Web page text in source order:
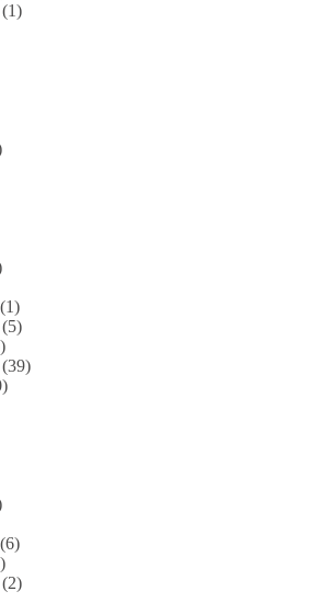
(1)
(1)
(5)
(39)
(6)
(2)